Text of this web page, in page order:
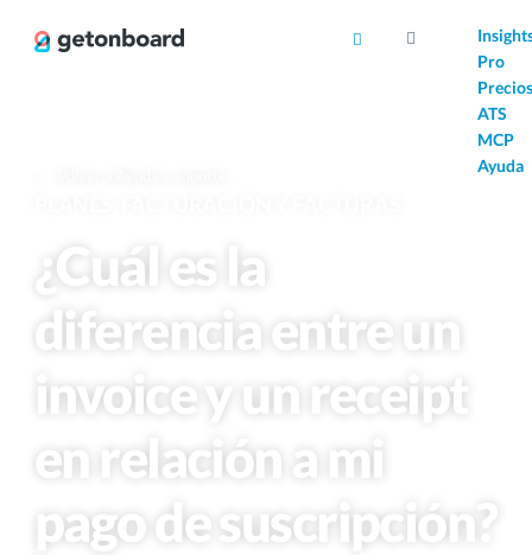
Pro
Precios
ATS
MCP
Ayuda
¿Cuál es la
diferencia entre un
invoice y un receipt
en relación a mi
pago de suscripción?